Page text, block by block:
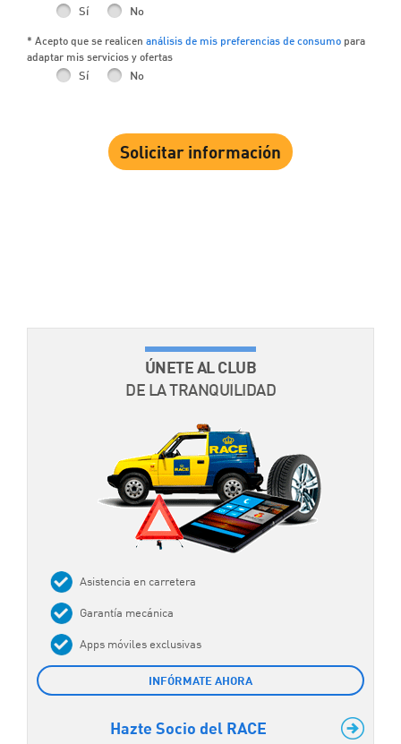
Sí No
* Acepto que se realicen análisis de mis preferencias de consumo para
adaptar mis servicios y ofertas
Sí No
ÚNETE AL CLUB
DE LA TRANQUILIDAD
Asistencia en carretera
Garantía mecánica
Apps móviles exclusivas
INFÓRMATE AHORA
Hazte Socio del RACE